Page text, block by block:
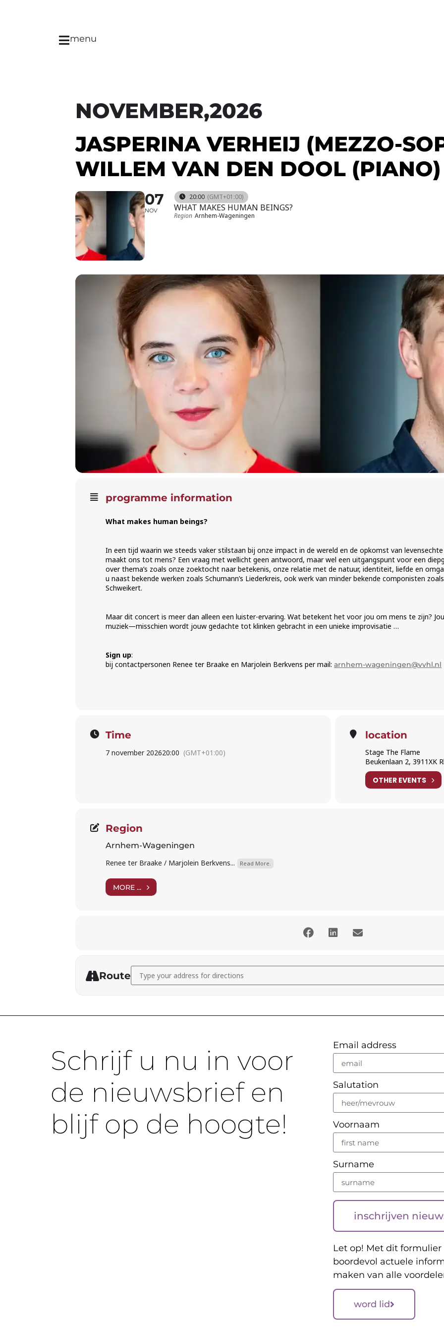
menu
NOVEMBER,2026
JASPERINA VERHEIJ (MEZZO-
WILLEM VAN DEN DOOL (PIANO)
07
NOV
20:00 (GMT+01:00)
WHAT MAKES HUMAN BEINGS?
Region Arnhem-Wageningen
programme information
What makes human beings?
In een tijd waarin we steeds vaker stilstaan bij onze impact in de wereld en de opkomst van
maakt ons tot mens? Een vraag met wellicht geen antwoord, maar wel een uitgangspunt voor een
over thema’s zoals onze zoektocht naar betekenis, onze relatie met de natuur, identiteit, liefde en
u naast bekende werken zoals Schumann’s Liederkreis, ook werk van minder bekende componisten
Schweikert.
Maar dit concert is meer dan alleen een luister-ervaring. Wat betekent het voor jou om mens te zijn?
muziek—misschien wordt jouw gedachte tot klinken gebracht in een unieke improvisatie …
Sign up:
bij contactpersonen Renee ter Braake en Marjolein Berkvens per mail: arnhem-wageningen@vvhl.nl
Time
7 november 202620:00 (GMT+01:00)
location
Stage The Flame
Beukenlaan 2, 3911XK
OTHER EVENTS
Region
Arnhem-Wageningen
Renee ter Braake / Marjolein Berkvens...
Read More.
MORE ...
Route
Address - Jasperina Verheij (mezzo-soprano) and Willem van den Dool (piano) [apvYGn46v]
Schrijf u nu in voor
de nieuwsbrief en
blijf op de hoogte!
Email address
Salutation
Voornaam
Surname
inschrijven
Let op! Met dit
boordevol actuele
maken van alle
word lid